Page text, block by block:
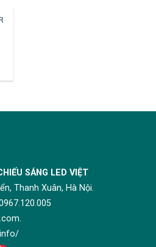
SÁNG LED VIỆT
Thanh Xuân, Hà Nội.